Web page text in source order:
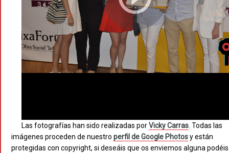
Las fotografías han sido realizadas porVicky Carras. Todas las
imágenes proceden de nuestro perfil de Google Photosy están
protegidas con copyright, si deseáis que os enviemos alguna podéis